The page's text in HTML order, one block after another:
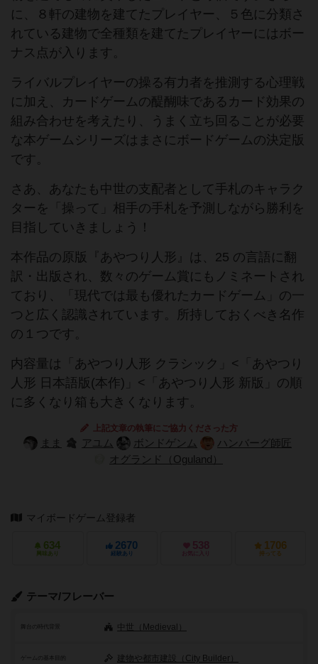
に、８軒の建物を建てたプレイヤー、５色に分類さ
れている建物で全種類を建てたプレイヤーにはボー
ナス点が入ります。
ライバルプレイヤーの操る有力者を推測する心理戦
に加え、カードゲームの醍醐味であるカード効果の
組み合わせを考えたり、うまく立ち回ることが必要
な本ゲームシリーズはまさにボードゲームの決定版
です。
さあ、あなたも中世の支配者として手札のキャラク
ターを「操って」相手の手札を予測しながら勝利を
目指していきましょう！
本作品の原版『あやつり人形』は、25 の言語に翻
訳・出版され、数々のゲーム賞にもノミネートされ
ており、「現代では最も優れたカードゲーム」の一
つと広く認識されています。所持しておくべき名作
の１つです。
内容量は「あやつり人形 クラシック」<「あやつり
人形 日本語版(本作)」<「あやつり人形 新版」の順
に多くなり箱も大きくなります。
上記文章の執筆にご協力くださった方
まま アユム ボンドゲンム
ハンバーグ師匠
オグランド（Oguland）
マイボードゲーム登録者
634
興味あり
2670
経験あり
538
お気に入り
1706
持ってる
テーマ/フレーバー
舞台の時代背景 中世（Medieval）
建物や都市建設（City Builder）